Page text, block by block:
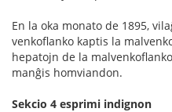
En la oka monato de 1895,
venkoflanko kaptis la
hepatojn de la
manĝis homviandon.
Sekcio 4 esprimi indignon